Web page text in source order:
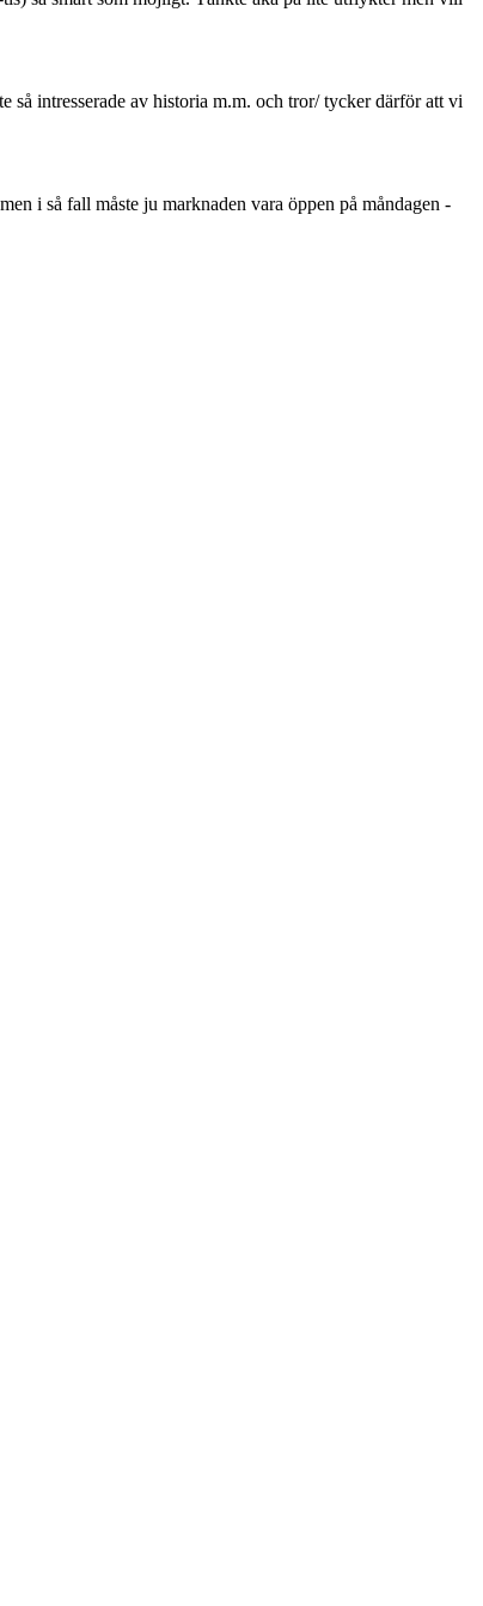
intresserade av historia m.m. och tror/ tycker därför att vi
i så fall måste ju marknaden vara öppen på måndagen -